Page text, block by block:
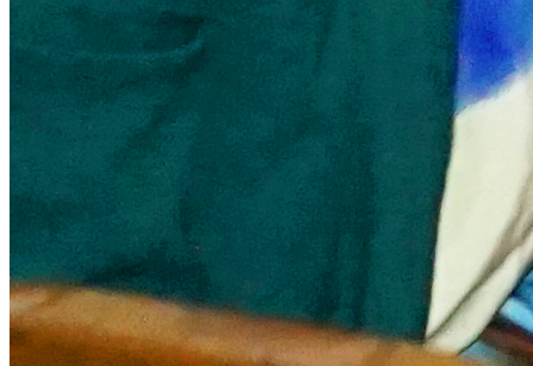
et Innovation
Éducation
Innover avec des solutions éducatives innovantes et
durables.
Découvrir nos projets En savoir plus